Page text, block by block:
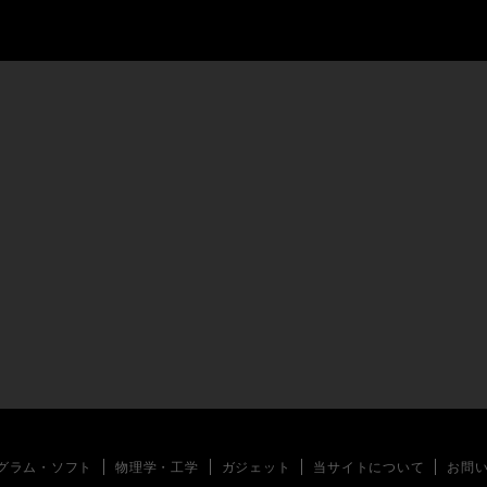
ラム・ソフト 物理学・工学 ガジェット 当サイトについて お問